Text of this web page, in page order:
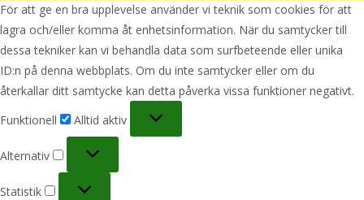
För att ge en bra upplevelse använder vi teknik som cookies för att
lagra och/eller komma åt enhetsinformation. När du samtycker till
dessa tekniker kan vi behandla data som surfbeteende eller unika
ID:n på denna webbplats. Om du inte samtycker eller om du
återkallar ditt samtycke kan detta påverka vissa funktioner negativt.
Funktionell
Alltid aktiv
Alternativ
Statistik